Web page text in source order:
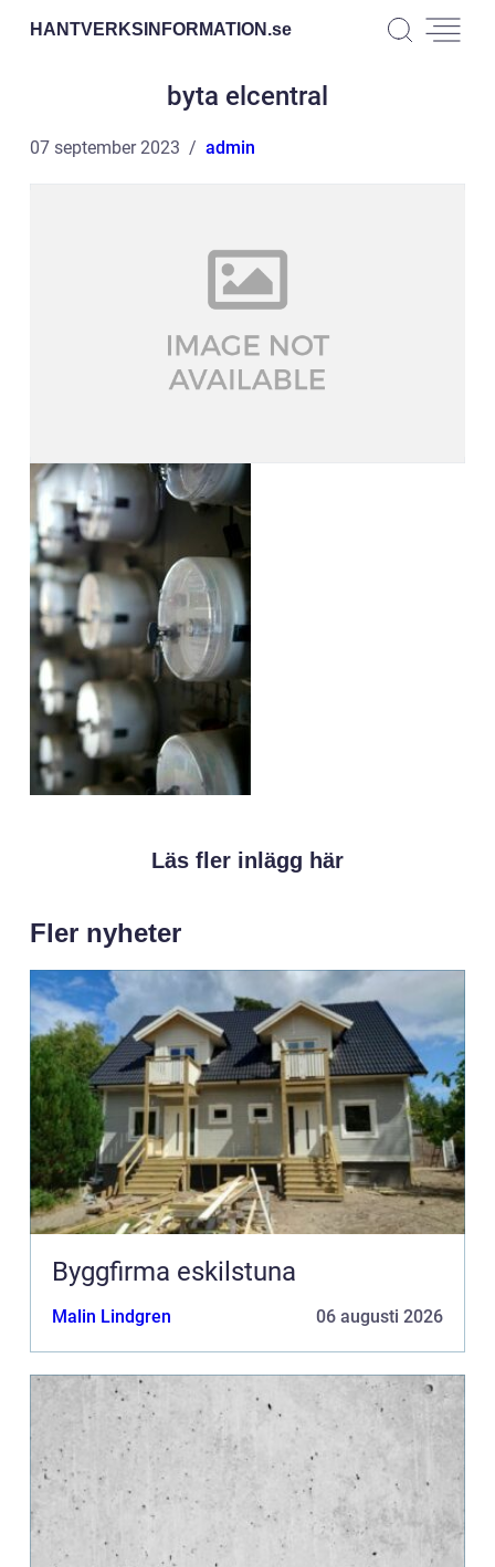
HANTVERKSINFORMATION.se
byta elcentral
07 september 2023 admin
Läs fler inlägg här
Fler nyheter
Byggfirma eskilstuna
Malin Lindgren 06 augusti 2026